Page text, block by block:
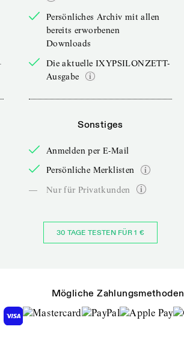
Persönliches Archiv mit allen
bereits erworbenen
Downloads
Die aktuelle IXYPSILONZETT-
Ausgabe
Sonstiges
Anmelden per E-Mail
Persönliche Merklisten
—
Nur für Privatkunden
30 TAGE TESTEN FÜR 1 €
Mögliche Zahlungsmethoden